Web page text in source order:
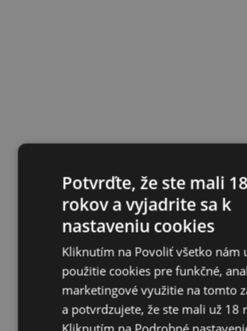
Potvrďte, že ste mali 18
rokov a vyjadrite sa k
nastaveniu cookies
Kliknutím na Povoliť všetko nám
použitie cookies pre funkčné,
marketingové využitie na tomto
a potvrdzujete, že ste mali už 18